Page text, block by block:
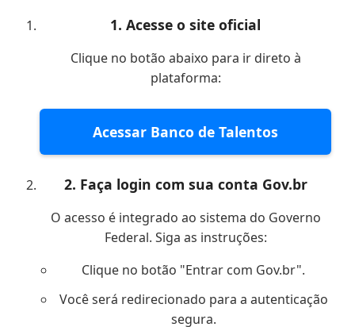
1. Acesse o site oficial
Clique no botão abaixo para ir direto à
plataforma:
Acessar Banco de Talentos
2. Faça login com sua conta Gov.br
O acesso é integrado ao sistema do Governo
Federal. Siga as instruções:
Clique no botão "Entrar com Gov.br".
Você será redirecionado para a autenticação
segura.